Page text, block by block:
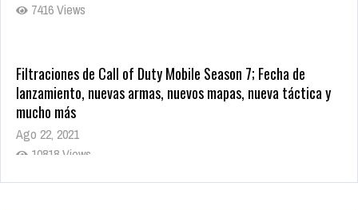
7416 Views
Filtraciones de Call of Duty Mobile Season 7; Fecha de
lanzamiento, nuevas armas, nuevos mapas, nueva táctica y
mucho más
Ago 22, 2021
10818 Views
La configuración de Call of Duty 2021 aparentemente ya fue